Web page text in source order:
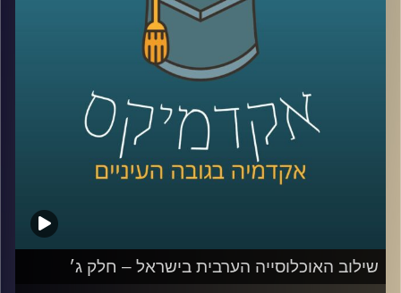
בפרק זה זכיתי לארח את ד"ר אילנה קולודקין-גל, מרצה בכירה
וחברת פקולטה בתחום המיקרוביולוגיה, ביולוגיה סינטטית
וביוטכנולוגיה. אילנה שואפת להבין את התנהגות התאים
הבודדים והקהילה הנוצרת בידי מיקרואורגניזמים. קבוצתה
מתאפיינת בגישה משלבת הכוללת אנליזות מתחומי הכימיה,
ביולוגיה של התא, גנטיקה וביולוגיה סינטטית.
קרדיט תמונות:AudioVersity
שילוב האוכלוסייה הערבית בישראל – חלק ג׳